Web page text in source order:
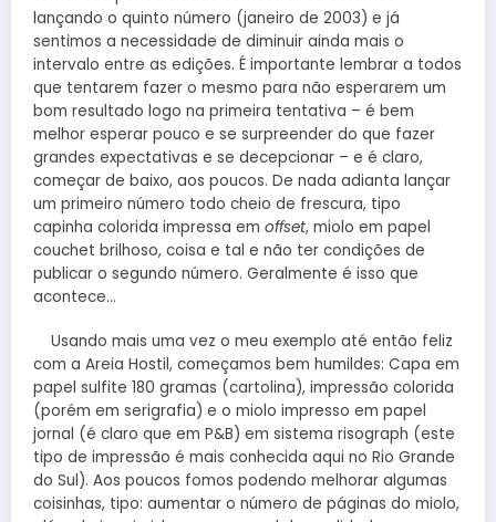
lançando o quinto número (janeiro de 2003) e já
sentimos a necessidade de diminuir ainda mais o
intervalo entre as edições. É importante lembrar a todos
que tentarem fazer o mesmo para não esperarem um
bom resultado logo na primeira tentativa – é bem
melhor esperar pouco e se surpreender do que fazer
grandes expectativas e se decepcionar – e é claro,
começar de baixo, aos poucos. De nada adianta lançar
um primeiro número todo cheio de frescura, tipo
capinha colorida impressa em offset, miolo em papel
couchet brilhoso, coisa e tal e não ter condições de
publicar o segundo número. Geralmente é isso que
acontece…
Usando mais uma vez o meu exemplo até então feliz
com a Areia Hostil, começamos bem humildes: Capa em
papel sulfite 180 gramas (cartolina), impressão colorida
(porém em serigrafia) e o miolo impresso em papel
jornal (é claro que em P&B) em sistema risograph (este
tipo de impressão é mais conhecida aqui no Rio Grande
do Sul). Aos poucos fomos podendo melhorar algumas
coisinhas, tipo: aumentar o número de páginas do miolo,